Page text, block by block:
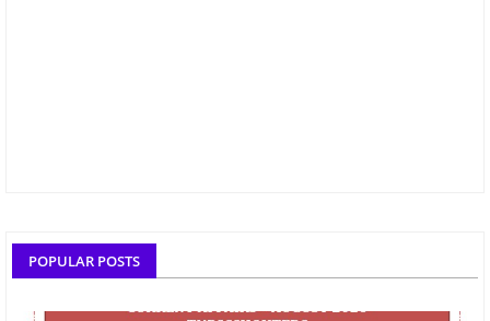
POPULAR POSTS